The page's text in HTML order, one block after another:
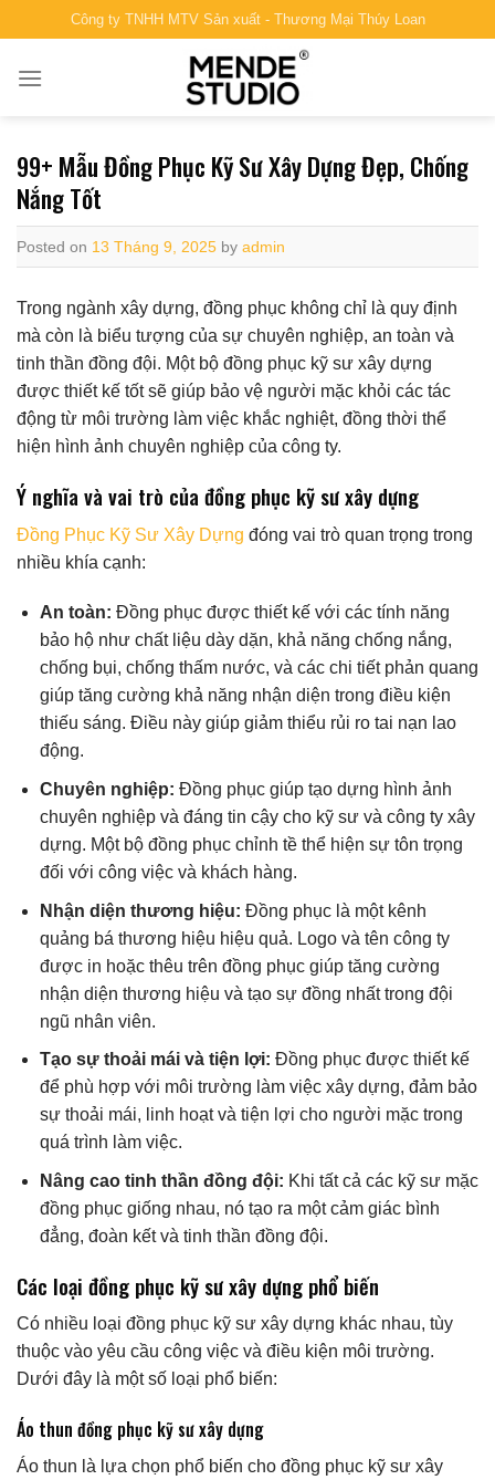
to
content
Công ty TNHH MTV Sản xuất - Thương Mại Thúy Loan
99+ Mẫu Đồng Phục Kỹ Sư Xây Dựng Đẹp, Chống
Nắng Tốt
Posted on 13 Tháng 9, 2025 by admin
Trong ngành xây dựng, đồng phục không chỉ là quy định
mà còn là biểu tượng của sự chuyên nghiệp, an toàn và
tinh thần đồng đội. Một bộ đồng phục kỹ sư xây dựng
được thiết kế tốt sẽ giúp bảo vệ người mặc khỏi các tác
động từ môi trường làm việc khắc nghiệt, đồng thời thể
hiện hình ảnh chuyên nghiệp của công ty.
Ý nghĩa và vai trò của đồng phục kỹ sư xây dựng
Đồng Phục Kỹ Sư Xây Dựng đóng vai trò quan trọng trong
nhiều khía cạnh:
An toàn: Đồng phục được thiết kế với các tính năng
bảo hộ như chất liệu dày dặn, khả năng chống nắng,
chống bụi, chống thấm nước, và các chi tiết phản quang
giúp tăng cường khả năng nhận diện trong điều kiện
thiếu sáng. Điều này giúp giảm thiểu rủi ro tai nạn lao
động.
Chuyên nghiệp: Đồng phục giúp tạo dựng hình ảnh
chuyên nghiệp và đáng tin cậy cho kỹ sư và công ty xây
dựng. Một bộ đồng phục chỉnh tề thể hiện sự tôn trọng
đối với công việc và khách hàng.
Nhận diện thương hiệu: Đồng phục là một kênh
quảng bá thương hiệu hiệu quả. Logo và tên công ty
được in hoặc thêu trên đồng phục giúp tăng cường
nhận diện thương hiệu và tạo sự đồng nhất trong đội
ngũ nhân viên.
Tạo sự thoải mái và tiện lợi: Đồng phục được thiết kế
để phù hợp với môi trường làm việc xây dựng, đảm bảo
sự thoải mái, linh hoạt và tiện lợi cho người mặc trong
quá trình làm việc.
Nâng cao tinh thần đồng đội: Khi tất cả các kỹ sư mặc
đồng phục giống nhau, nó tạo ra một cảm giác bình
đẳng, đoàn kết và tinh thần đồng đội.
Các loại đồng phục kỹ sư xây dựng phổ biến
Có nhiều loại đồng phục kỹ sư xây dựng khác nhau, tùy
thuộc vào yêu cầu công việc và điều kiện môi trường.
Dưới đây là một số loại phổ biến:
Áo thun đồng phục kỹ sư xây dựng
Áo thun là lựa chọn phổ biến cho đồng phục kỹ sư xây